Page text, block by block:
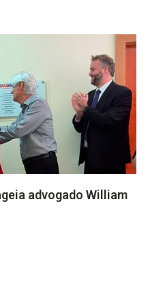
advogado William